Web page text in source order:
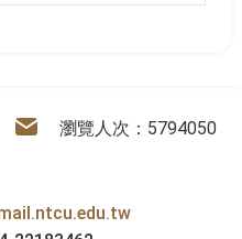
瀏覽人次：5794050
英語學系
電子信箱